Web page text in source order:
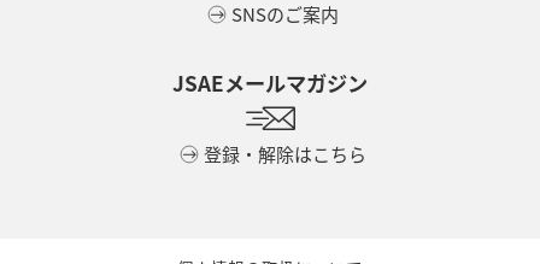
SNSのご案内
JSAEメールマガジン
登録・解除はこちら